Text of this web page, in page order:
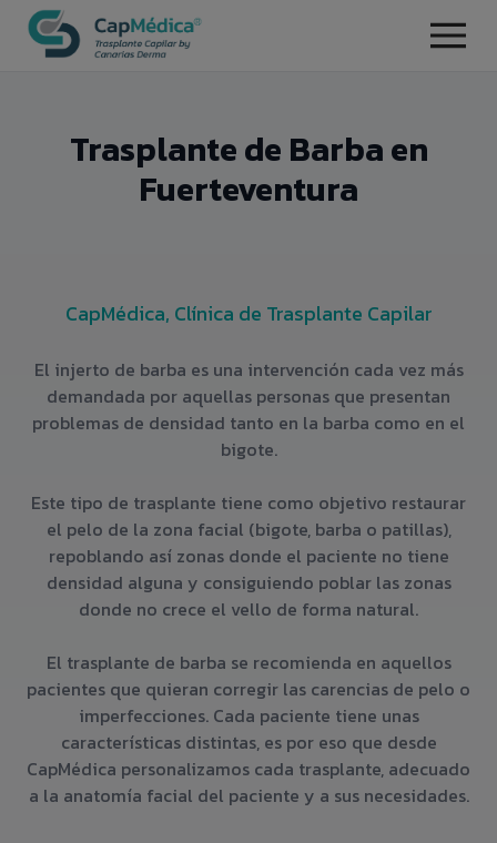
Trasplante de Barba en
Fuerteventura
CapMédica, Clínica de Trasplante Capilar
El injerto de barba es una intervención cada vez más
demandada por aquellas personas que presentan
problemas de densidad tanto en la barba como en el
bigote.
Este tipo de trasplante tiene como objetivo restaurar
el pelo de la zona facial (bigote, barba o patillas),
repoblando así zonas donde el paciente no tiene
densidad alguna y consiguiendo poblar las zonas
donde no crece el vello de forma natural.
El trasplante de barba se recomienda en aquellos
pacientes que quieran corregir las carencias de pelo o
imperfecciones. Cada paciente tiene unas
características distintas, es por eso que desde
CapMédica personalizamos cada trasplante, adecuado
a la anatomía facial del paciente y a sus necesidades.